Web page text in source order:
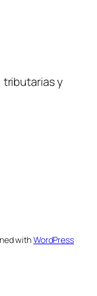
y
withWordPress